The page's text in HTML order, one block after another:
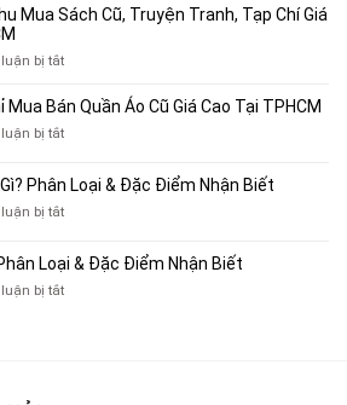
4
Chuyên
Bán
Xe
Cũ,
Xe
Cũ
TP.HCM
Mua Sách Cũ, Truyện Tranh, Tạp Chí Giá
bị tắtở
10
Thu
Sách
Tạp
Chí
Mua Bán Quần Áo Cũ Giá Cao Tại TPHCM
bị tắtở
Địa
Chỉ
Bán
Áo
Phân Loại & Đặc Điểm Nhận Biết
bị tắtở
Chít
Là
Loại & Đặc Điểm Nhận Biết
bị tắtở